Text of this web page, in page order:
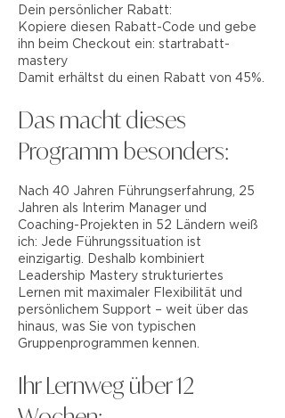
Dein persönlicher Rabatt:
Kopiere diesen Rabatt-Code und gebe
ihn beim Checkout ein: startrabatt-
mastery
Damit erhältst du einen Rabatt von 45%.
Das macht dieses
Programm besonders:
Nach 40 Jahren Führungserfahrung, 25
Jahren als Interim Manager und
Coaching-Projekten in 52 Ländern weiß
ich: Jede Führungssituation ist
einzigartig. Deshalb kombiniert
Leadership Mastery strukturiertes
Lernen mit maximaler Flexibilität und
persönlichem Support – weit über das
hinaus, was Sie von typischen
Gruppenprogrammen kennen.
Ihr Lernweg über 12